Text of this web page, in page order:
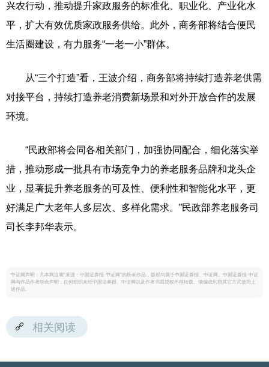
兴农行动，推动提升家政服务的标准化、职业化、产业化水
平，扩大有效优质家政服务供给。此外，商务部将结合便民
生活圈建设，有力服务“一老一小”群体。
从“三个打造”看，王波介绍，商务部将持续打造养老供需
对接平台，持续打造养老消费新场景和对外开放合作的发展
环境。
“民政部将会同各相关部门，加强协同配合，细化落实举
措，推动形成一批具有市场竞争力的养老服务品牌和龙头企
业，显著提升养老服务的可及性、便利性和智能化水平，更
好满足广大老年人多层次、多样化需求。”民政部养老服务司
司长李邦华表示。
中证网声明：凡本网注明“来源：中国证券报·中证网”的所有作品，版权均属于中国证券报、中证网。中国证券报·中证
网与作品作者联合声明，任何组织未经中国证券报、中证网以及作者书面授权不得转载、摘编或利用其它方式使用上
述作品。
相关阅读